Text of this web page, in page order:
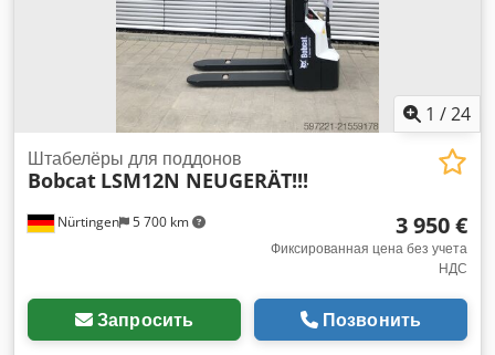
1 /24
Nürtingen 5 700 km
Штабелёры для поддонов
Bobcat LSM12N NEUGERÄT!!!
3 950 €
Фиксированная цена без учета
НДС
Запросить Позвонить